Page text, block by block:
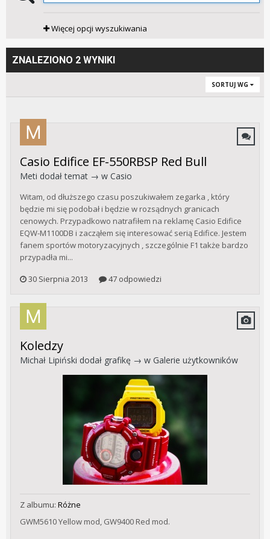
Więcej opcji wyszukiwania
ZNALEZIONO 2 WYNIKI
SORTUJ WG
Casio Edifice EF-550RBSP Red Bull
Meti dodał temat → w Casio
Witam, od dłuższego czasu poszukiwałem zegarka , który
będzie mi się podobał i będzie w rozsądnych granicach
cenowych. Przypadkowo natrafiłem na reklamę Casio Edifice
EQW-M1100DB i zacząłem się interesować serią Edifice. Jestem
fanem sportów motoryzacyjnych , szczególnie F1 także bardzo
przypadła mi...
30 Sierpnia 2013
47 odpowiedzi
Koledzy
Michał Lipiński dodał grafikę → w Galerie użytkowników
Z albumu: Różne
GWM5610 Yellow mod, GW9400 Red mod.